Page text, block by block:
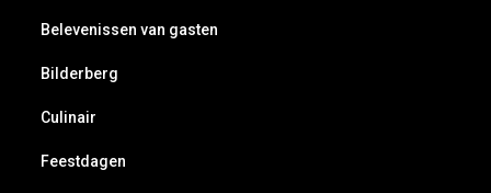
Belevenissen van gasten
Bilderberg
Culinair
Feestdagen